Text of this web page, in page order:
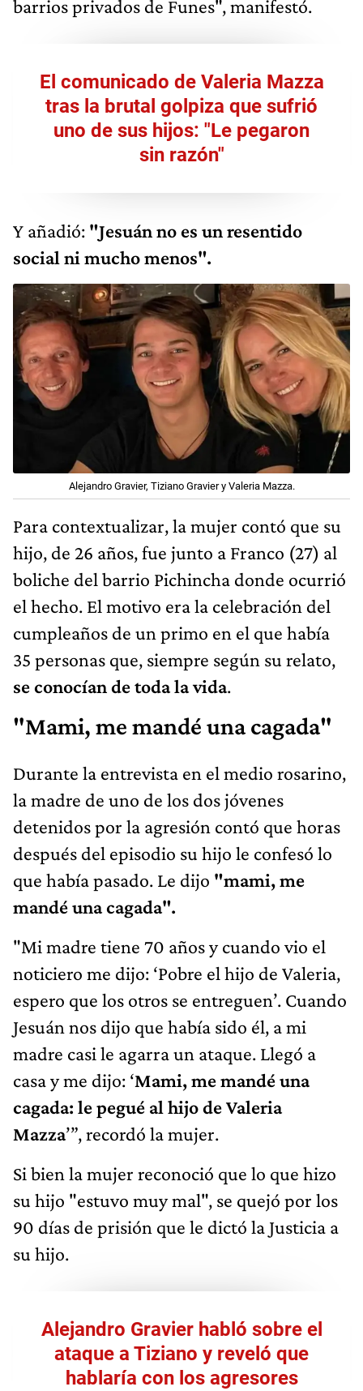
barrios privados de Funes", manifestó.
El comunicado de Valeria Mazza
tras la brutal golpiza que sufrió
uno de sus hijos: "Le pegaron
sin razón"
Y añadió: "Jesuán no es un resentido
social ni mucho menos".
Alejandro Gravier, Tiziano Gravier y Valeria Mazza.
Para contextualizar, la mujer contó que su
hijo, de 26 años, fue junto a Franco (27) al
boliche del barrio Pichincha donde ocurrió
el hecho. El motivo era la celebración del
cumpleaños de un primo en el que había
35 personas que, siempre según su relato,
se conocían de toda la vida.
"Mami, me mandé una cagada"
Durante la entrevista en el medio rosarino,
la madre de uno de los dos jóvenes
detenidos por la agresión contó que horas
después del episodio su hijo le confesó lo
que había pasado. Le dijo "mami, me
mandé una cagada".
"Mi madre tiene 70 años y cuando vio el
noticiero me dijo: ‘Pobre el hijo de Valeria,
espero que los otros se entreguen’. Cuando
Jesuán nos dijo que había sido él, a mi
madre casi le agarra un ataque. Llegó a
casa y me dijo: ‘Mami, me mandé una
cagada: le pegué al hijo de Valeria
Mazza’”, recordó la mujer.
Si bien la mujer reconoció que lo que hizo
su hijo "estuvo muy mal", se quejó por los
90 días de prisión que le dictó la Justicia a
su hijo.
Alejandro Gravier habló sobre el
ataque a Tiziano y reveló que
hablaría con los agresores